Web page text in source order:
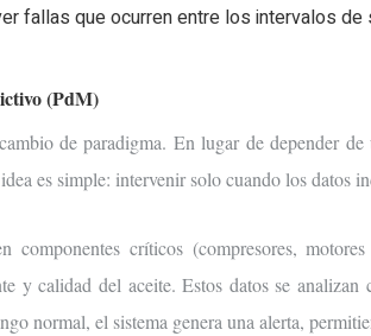
fallas que ocurren entre los intervalos de
(PdM)
de paradigma. En lugar de depender
es simple: intervenir solo cuando los datos
componentes críticos (compresores,
y calidad del aceite. Estos datos se analizan
normal, el sistema genera una alerta,